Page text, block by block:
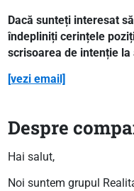
Dacă sunteți interesat
îndepliniți cerințele
scrisoarea de intenție
[vezi email]
Despre
Hai salut,
Noi suntem grupul